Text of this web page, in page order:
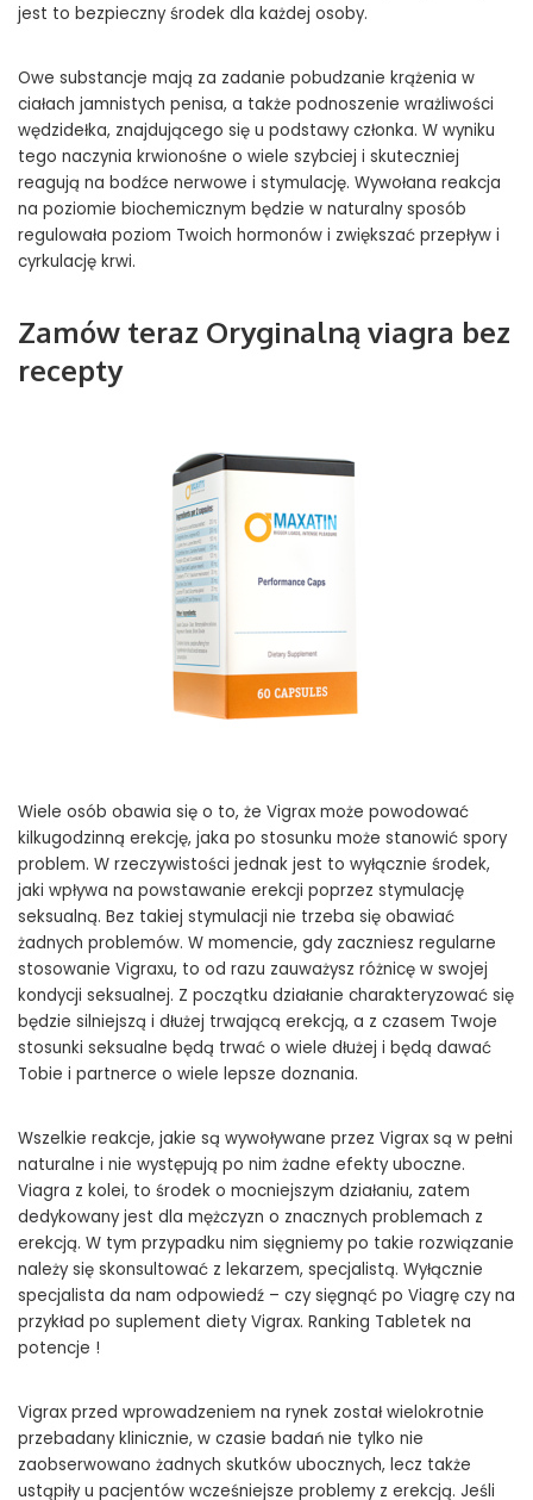
jest to bezpieczny środek dla każdej osoby.
Owe substancje mają za zadanie pobudzanie krążenia w
ciałach jamnistych penisa, a także podnoszenie wrażliwości
wędzidełka, znajdującego się u podstawy członka. W wyniku
tego naczynia krwionośne o wiele szybciej i skuteczniej
reagują na bodźce nerwowe i stymulację. Wywołana reakcja
na poziomie biochemicznym będzie w naturalny sposób
regulowała poziom Twoich hormonów i zwiększać przepływ i
cyrkulację krwi.
Zamów teraz Oryginalną viagra bez
recepty
Wiele osób obawia się o to, że Vigrax może powodować
kilkugodzinną erekcję, jaka po stosunku może stanowić spory
problem. W rzeczywistości jednak jest to wyłącznie środek,
jaki wpływa na powstawanie erekcji poprzez stymulację
seksualną. Bez takiej stymulacji nie trzeba się obawiać
żadnych problemów. W momencie, gdy zaczniesz regularne
stosowanie Vigraxu, to od razu zauważysz różnicę w swojej
kondycji seksualnej. Z początku działanie charakteryzować się
będzie silniejszą i dłużej trwającą erekcją, a z czasem Twoje
stosunki seksualne będą trwać o wiele dłużej i będą dawać
Tobie i partnerce o wiele lepsze doznania.
Wszelkie reakcje, jakie są wywoływane przez Vigrax są w pełni
naturalne i nie występują po nim żadne efekty uboczne.
Viagra z kolei, to środek o mocniejszym działaniu, zatem
dedykowany jest dla mężczyzn o znacznych problemach z
erekcją. W tym przypadku nim sięgniemy po takie rozwiązanie
należy się skonsultować z lekarzem, specjalistą. Wyłącznie
specjalista da nam odpowiedź – czy sięgnąć po Viagrę czy na
przykład po suplement diety Vigrax. Ranking Tabletek na
potencje !
Vigrax przed wprowadzeniem na rynek został wielokrotnie
przebadany klinicznie, w czasie badań nie tylko nie
zaobserwowano żadnych skutków ubocznych, lecz także
ustąpiły u pacjentów wcześniejsze problemy z erekcją. Jeśli